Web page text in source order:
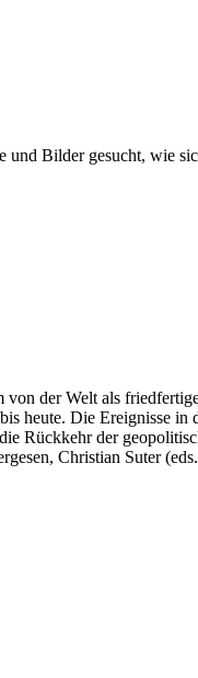
Bilder gesucht, wie
der Welt als
heute. Die Ereignisse
Rückkehr der
Christian Suter